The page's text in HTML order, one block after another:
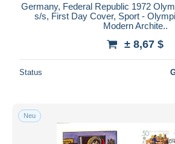
Germany, Federal Republic 1972
s/s, First Day Cover, Sport -
Modern Archite..
± 8,67 $
Status
Neu